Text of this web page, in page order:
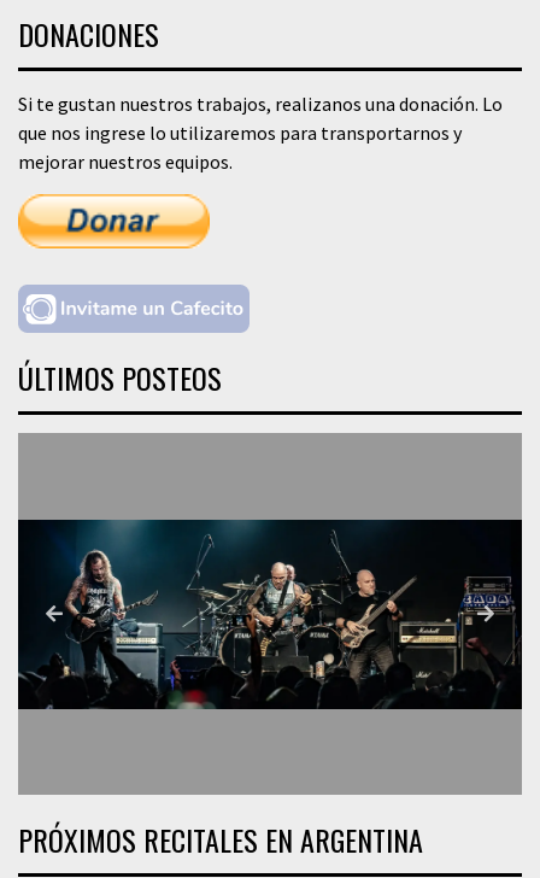
DONACIONES
Si te gustan nuestros trabajos, realizanos una donación. Lo
que nos ingrese lo utilizaremos para transportarnos y
mejorar nuestros equipos.
ÚLTIMOS POSTEOS
PRÓXIMOS RECITALES EN ARGENTINA